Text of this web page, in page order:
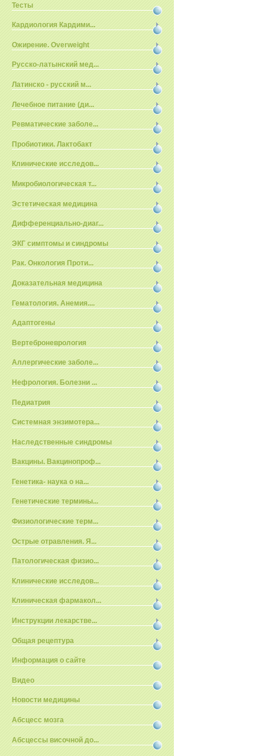
Тесты
Кардиология Кардими...
Ожирение. Overweight
Русско-латынский мед...
Латинско - русский м...
Лечебное питание (ди...
Ревматические заболе...
Пробиотики. Лактобакт
Клинические исследов...
Микробиологическая т...
Эстетическая медицина
Дифференциально-диаг...
ЭКГ симптомы и синдромы
Рак. Онкология Проти...
Доказательная медицина
Гематология. Анемия....
Адаптогены
Вертеброневрология
Аллергические заболе...
Нефрология. Болезни ...
Педиатрия
Системная энзимотера...
Наследственные синдромы
Вакцины. Вакцинопроф...
Генетика- наука о на...
Генетические термины...
Физиологические терм...
Острые отравления. Я...
Патологическая физио...
Клинические исследов...
Клиническая фармакол...
Инструкции лекарстве...
Общая рецептура
Информация о сайте
Видео
Новости медицины
Абсцесс мозга
Абсцессы височной до...